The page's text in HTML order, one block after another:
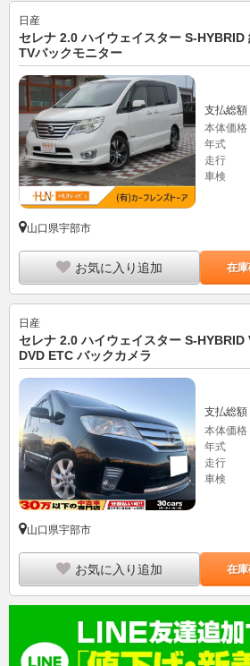
日産
セレナ 2.0 ハイウェイスター S-HYBRID
TVバックモニター
支払総額
本体価格
年式
走行
車検
山口県宇部市
お気に入り追加 在
日産
セレナ 2.0 ハイウェイスター S-HYBRID
DVD ETC バックカメラ
支払総額
本体価格
年式
走行
車検
山口県宇部市
お気に入り追加 在